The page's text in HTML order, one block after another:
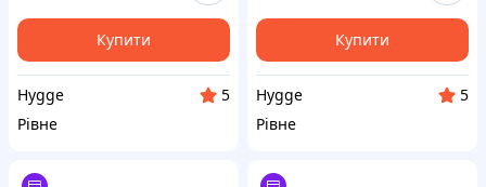
Купити
Hygge
5
Рівне
Купити
Hygge
5
Рівне